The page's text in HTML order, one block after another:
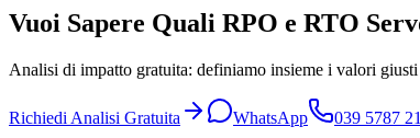
Vuoi Sapere Quali RPO e RTO
Analisi di impatto gratuita: definiamo insieme i valori
Richiedi Analisi Gratuita WhatsApp 039 5787